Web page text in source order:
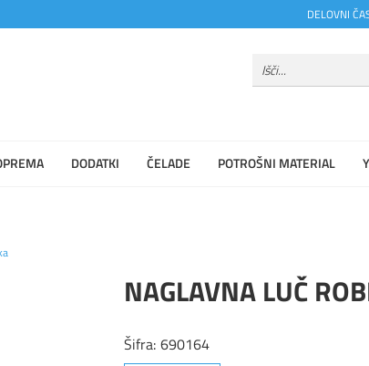
DELOVNI
DODATKI ČELADE POTROŠNI MATERIAL
NAGLAVNA LUČ
Šifra: 690164